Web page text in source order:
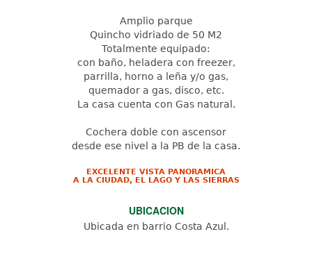
Amplio parque
Quincho vidriado de 50 M2
Totalmente equipado:
con baño, heladera con freezer,
parrilla, horno a leña y/o gas,
quemador a gas, disco, etc.
La casa cuenta con Gas natural.
Cochera doble con ascensor
desde ese nivel a la PB de la casa.
EXCELENTE VISTA PANORAMICA
A LA CIUDAD, EL LAGO Y LAS SIERRAS
UBICACION
Ubicada en barrio Costa Azul.